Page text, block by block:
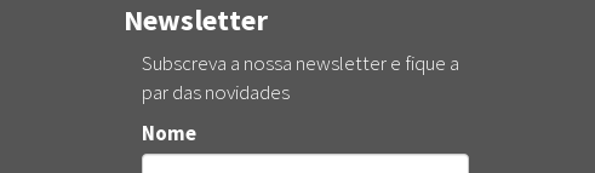
Newsletter
Subscreva a nossa newsletter e fique a
par das novidades
Nome